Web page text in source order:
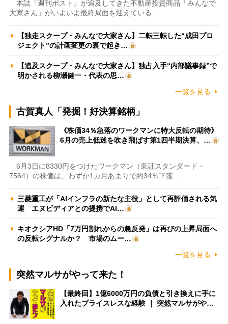
本誌『週刊ポスト』が追及してきた不動産投資商品「みんなで
大家さん」がいよいよ最終局面を迎えている…
【独走スクープ・みんなで大家さん】二転三転した“成田プロ
ジェクト”の計画変更の裏で起き…
【追及スクープ・みんなで大家さん】独占入手“内部議事録”で
明かされる柳瀬健一・代表の思…
一覧を見る
古賀真人「発掘！好決算銘柄」
《株価34％急落のワークマンに特大反転の期待》
6月の売上低迷を吹き飛ばす第1四半期決算、…
6月3日に8330円をつけたワークマン（東証スタンダード・
7564）の株価は、わずか1カ月あまりで約34％下落…
三菱重工が「AIインフラの新たな主役」として再評価される気
運 エヌビディアとの提携でAI…
キオクシアHD「7万円割れからの急反発」は再びの上昇局面へ
の反転シグナルか？ 市場のムー…
一覧を見る
突然マルサがやって来た！
【最終回】1億6000万円の負債と引き換えに手に
入れたプライスレスな経験 ｜ 突然マルサがや…